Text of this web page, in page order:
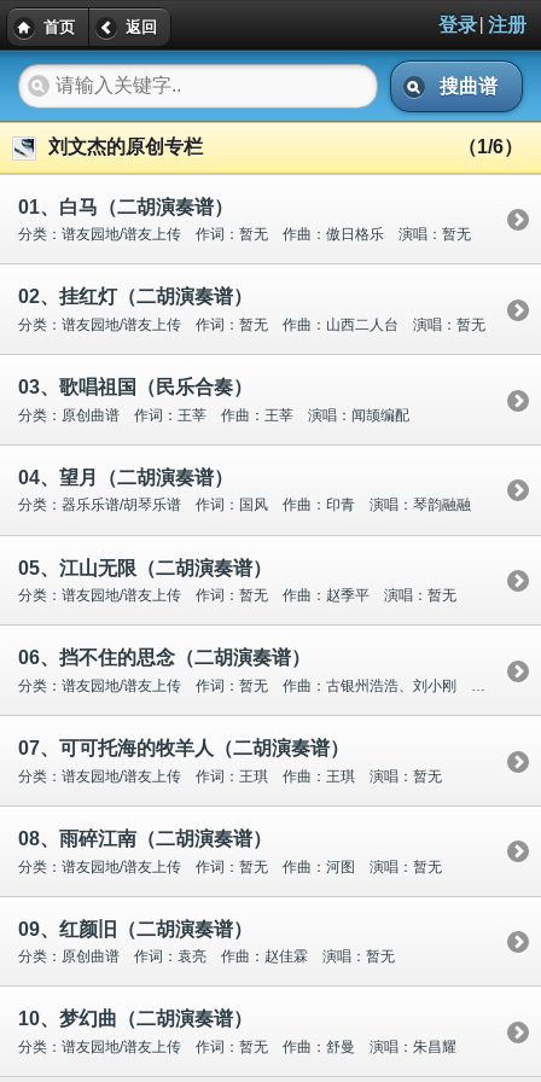
首页 返回 登录| 注册
搜曲谱
刘文杰的原创专栏 （1/6）
01、白马（二胡演奏谱）
分类：谱友园地/谱友上传 作词：暂无 作曲：傲日格乐 演唱：暂无
02、挂红灯（二胡演奏谱）
分类：谱友园地/谱友上传 作词：暂无 作曲：山西二人台 演唱：暂无
03、歌唱祖国（民乐合奏）
分类：原创曲谱 作词：王莘 作曲：王莘 演唱：闻颉编配
04、望月（二胡演奏谱）
分类：器乐乐谱/胡琴乐谱 作词：国风 作曲：印青 演唱：琴韵融融
05、江山无限（二胡演奏谱）
分类：谱友园地/谱友上传 作词：暂无 作曲：赵季平 演唱：暂无
06、挡不住的思念（二胡演奏谱）
分类：谱友园地/谱友上传 作词：暂无 作曲：古银州浩浩、刘小刚 演唱：王之辉
07、可可托海的牧羊人（二胡演奏谱）
分类：谱友园地/谱友上传 作词：王琪 作曲：王琪 演唱：暂无
08、雨碎江南（二胡演奏谱）
分类：谱友园地/谱友上传 作词：暂无 作曲：河图 演唱：暂无
09、红颜旧（二胡演奏谱）
分类：原创曲谱 作词：袁亮 作曲：赵佳霖 演唱：暂无
10、梦幻曲（二胡演奏谱）
分类：谱友园地/谱友上传 作词：暂无 作曲：舒曼 演唱：朱昌耀